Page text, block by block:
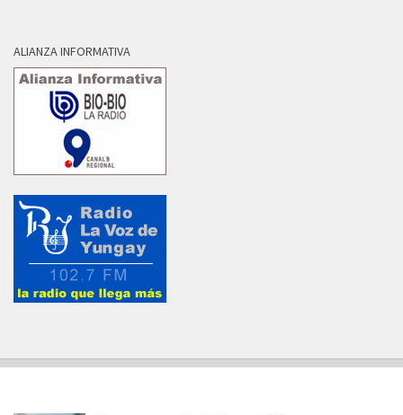
ALIANZA INFORMATIVA